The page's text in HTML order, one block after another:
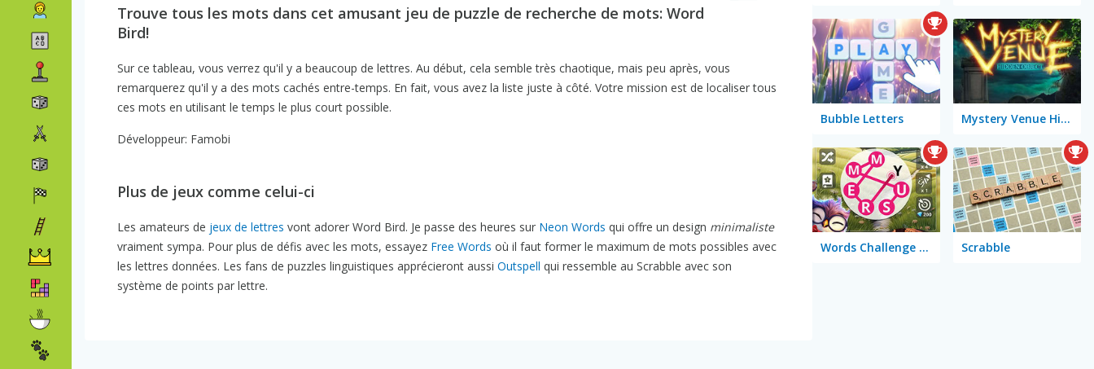
Trouve tous les mots dans cet amusant jeu de puzzle de recherche de mots: Word
Bird!
Sur ce tableau, vous verrez qu'il y a beaucoup de lettres. Au début, cela semble très chaotique, mais peu après, vous
remarquerez qu'il y a des mots cachés entre-temps. En fait, vous avez la liste juste à côté. Votre mission est de localiser tous
ces mots en utilisant le temps le plus court possible.
Développeur: Famobi
Plus de jeux comme celui-ci
Les amateurs de jeux de lettres vont adorer Word Bird. Je passe des heures sur Neon Words qui offre un design minimaliste
vraiment sympa. Pour plus de défis avec les mots, essayez Free Words où il faut former le maximum de mots possibles avec
les lettres données. Les fans de puzzles linguistiques apprécieront aussi Outspell qui ressemble au Scrabble avec son
système de points par lettre.
Bubble Letters Mystery Venue Hidden Object
Words Challenge Online Scrabble